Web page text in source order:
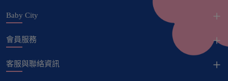
Baby City
會員服務
客服與聯絡資訊